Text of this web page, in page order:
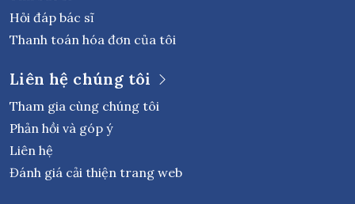
Hỏi đáp bác sĩ
Thanh toán hóa đơn của tôi
Liên hệ chúng tôi
Tham gia cùng chúng tôi
Phản hồi và góp ý
Liên hệ
Đánh giá cải thiện trang web